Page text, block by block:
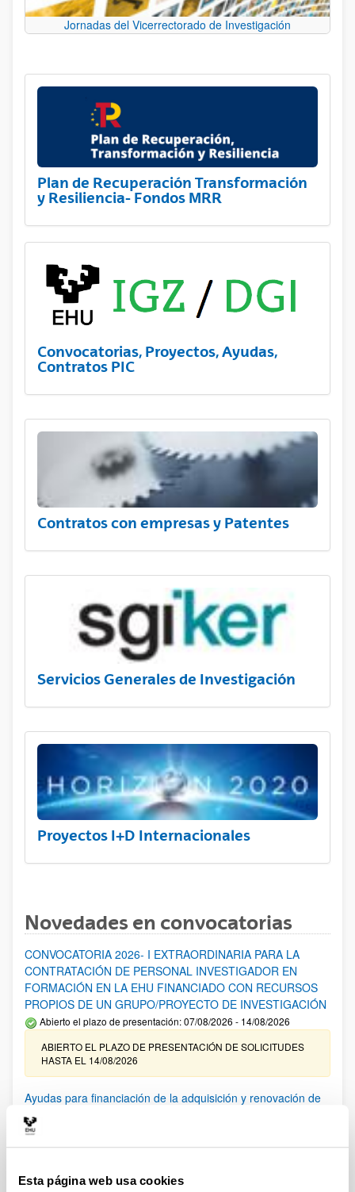
Esta página web usa cookies
Jornadas del Vicerrectorado de Investigación
Plan de Recuperación Transformación
y Resiliencia- Fondos MRR
Convocatorias, Proyectos, Ayudas,
Contratos PIC
Contratos con empresas y Patentes
Servicios Generales de Investigación
Proyectos I+D Internacionales
Novedades en convocatorias
CONVOCATORIA 2026- I EXTRAORDINARIA PARA LA
CONTRATACIÓN DE PERSONAL INVESTIGADOR EN
FORMACIÓN EN LA EHU FINANCIADO CON RECURSOS
PROPIOS DE UN GRUPO/PROYECTO DE INVESTIGACIÓN
Abierto el plazo de presentación: 07/08/2026 - 14/08/2026
ABIERTO EL PLAZO DE PRESENTACIÓN DE SOLICITUDES
HASTA EL 14/08/2026
Ayudas para financiación de la adquisición y renovación de
infraestructura científica y fondos bibliográficos en la
UPV/EHU 2026
Trámite abierto
25/03/2026: Corrección de errores del listado provisional de
solicitudes admitidas y excluidas. 23/03/2026: Relación